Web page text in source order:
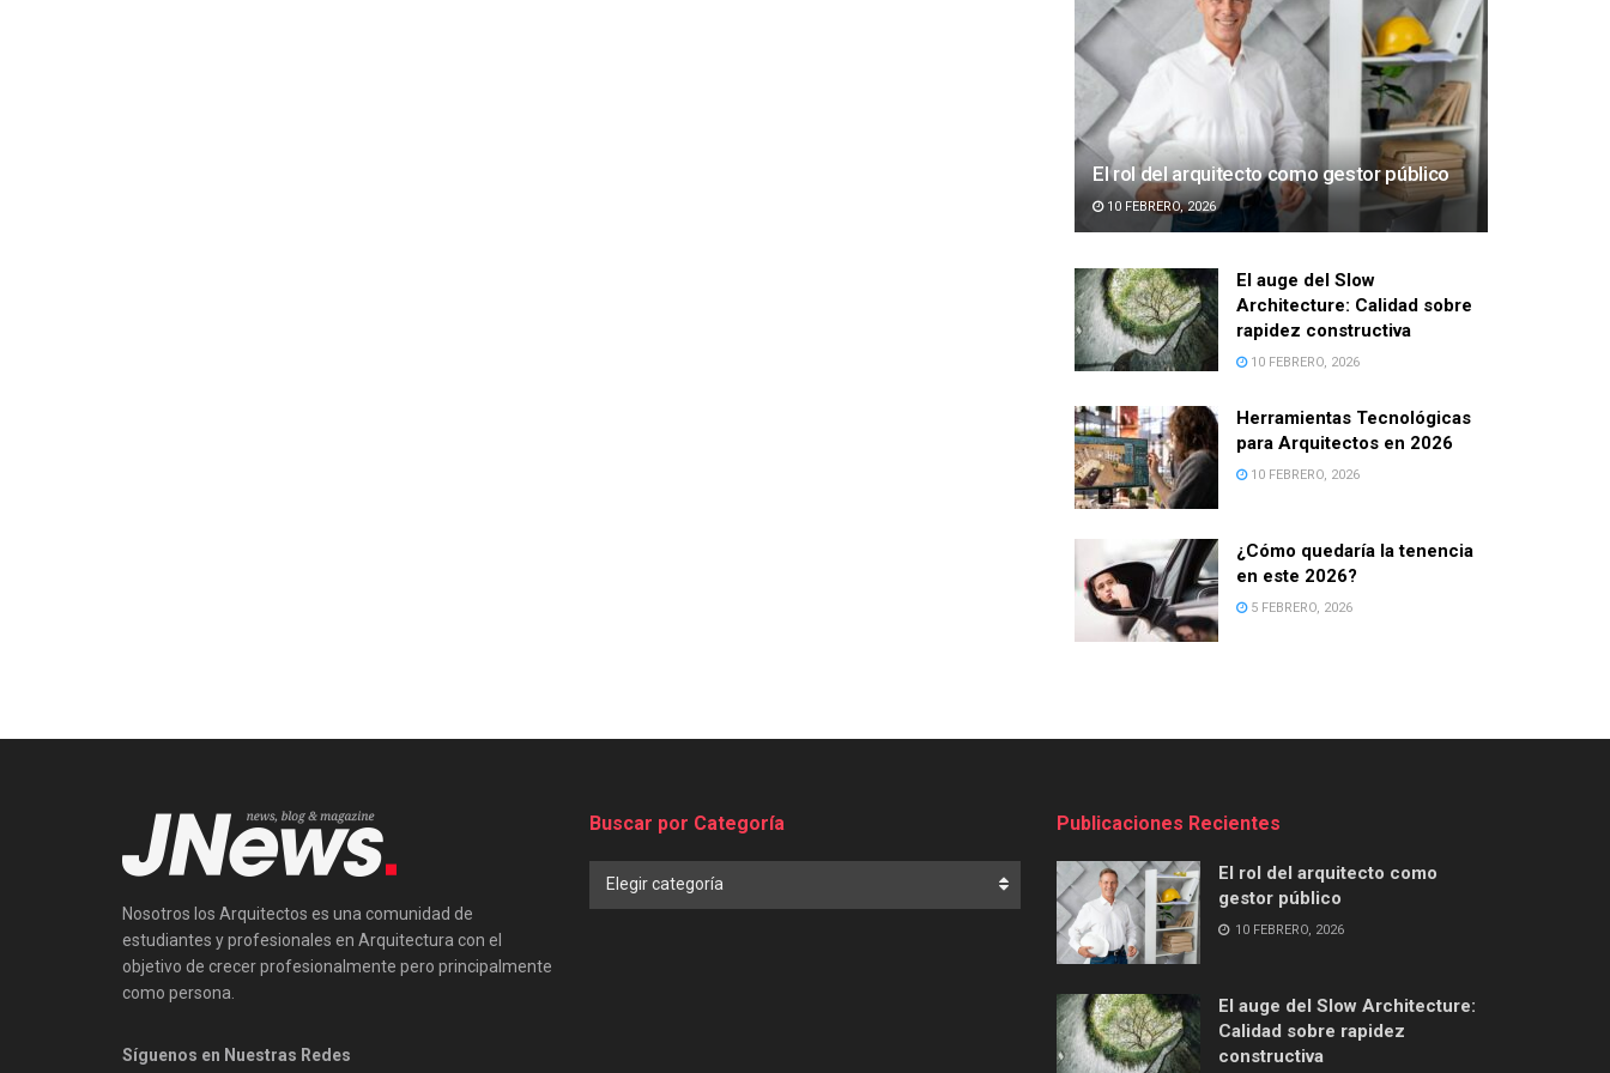
El rol del arquitecto como gestor público
10 FEBRERO, 2026
El auge del Slow
Architecture: Calidad sobre
rapidez constructiva
10 FEBRERO, 2026
Herramientas Tecnológicas
para Arquitectos en 2026
10 FEBRERO, 2026
¿Cómo quedaría la tenencia
en este 2026?
5 FEBRERO, 2026
Nosotros los Arquitectos es una comunidad de
estudiantes y profesionales en Arquitectura con el
objetivo de crecer profesionalmente pero principalmente
como persona.
Síguenos en Nuestras Redes
Buscar por Categoría
Buscar
Elegir categoría
Publicaciones Recientes
El rol del arquitecto como
gestor público
10 FEBRERO, 2026
El auge del Slow Architecture:
Calidad sobre rapidez
constructiva